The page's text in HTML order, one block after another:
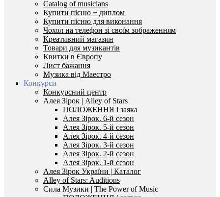
Catalog of musicians
Купити пісню + диплом
Купити пісню для виконання
Чохол на телефон зі своїм зображенням
Креативний магазин
Товари для музикантів
Квитки в Європу
Лист бажання
Музика від Маестро
Конкурси
Конкурсний центр
Алея Зірок | Alley of Stars
ПОЛОЖЕННЯ і заяка
Алея Зірок. 6-й сезон
Алея Зірок. 5-й сезон
Алея Зірок. 4-й сезон
Алея Зірок. 3-й сезон
Алея Зірок. 2-й сезон
Алея Зірок. 1-й сезон
Алея Зірок України | Каталог
Alley of Stars: Auditions
Сила Музики | The Power of Music